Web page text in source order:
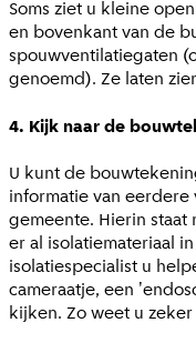
Soms ziet u kleine
en bovenkant van de
spouwventilatiegaten
genoemd). Ze laten
4. Kijk naar de
U kunt de
informatie van
gemeente. Hierin staat
er al isolatiemateriaal
isolatiespecialist u
cameraatje, een
kijken. Zo weet u